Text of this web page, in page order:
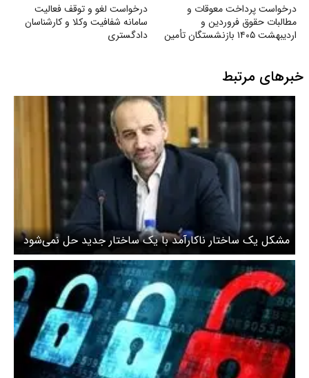
درخواست پرداخت معوقات و
مطالبات حقوق فروردین و
اردیبهشت ۱۴۰۵ بازنشستگان تأمین
درخواست لغو و توقف فعالیت
سامانه شفافیت وکلا و کارشناسان
دادگستری
خبرهای مرتبط
مشکل یک ساختار ناکارآمد با یک ساختار جدید حل نمی‌شود